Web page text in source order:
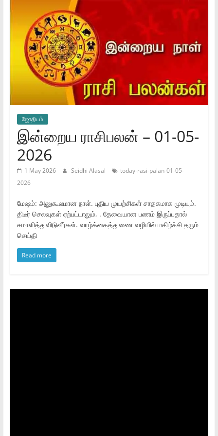
ஜோ‌திட‌ம்
இன்றைய ராசிபலன் – 01-05-
2026
1 May 2026 Seidhi Alasal
today-rasi-palan-01-05-
2026
மேஷம்: அனுகூலமான நாள். புதிய முயற்சிகள் சாதகமாக முடியும்.
திடீர் செலவுகள் ஏற்பட்டாலும், . தேவையான பணம் இருப்பதால்
சமாளித்துவிடுவீர்கள். வாழ்க்கைத்துணை வழியில் மகிழ்ச்சி தரும்
செய்தி
Read more